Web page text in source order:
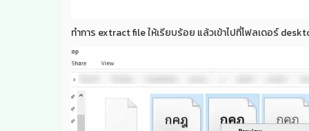
ทำการ extract file ให้เรียบร้อย แล้วเข้าไปที่โฟลเดอร์